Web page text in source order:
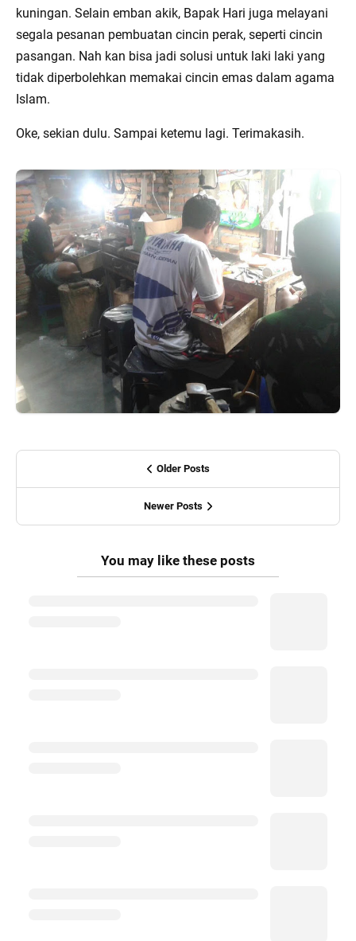
kuningan. Selain emban akik, Bapak Hari juga melayani
segala pesanan pembuatan cincin perak, seperti cincin
pasangan. Nah kan bisa jadi solusi untuk laki laki yang
tidak diperbolehkan memakai cincin emas dalam agama
Islam.
Oke, sekian dulu. Sampai ketemu lagi. Terimakasih.
Older Posts
Newer Posts
You may like these posts